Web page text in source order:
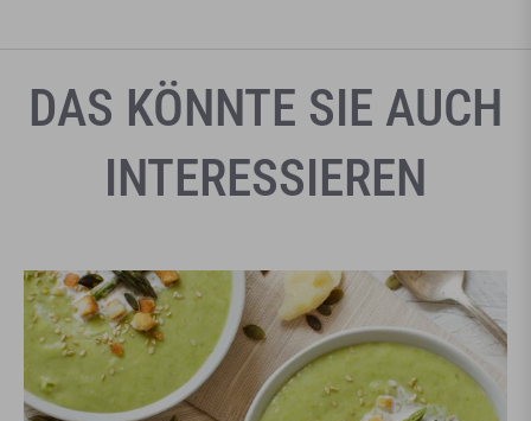
DAS KÖNNTE SIE AUCH
INTERESSIEREN